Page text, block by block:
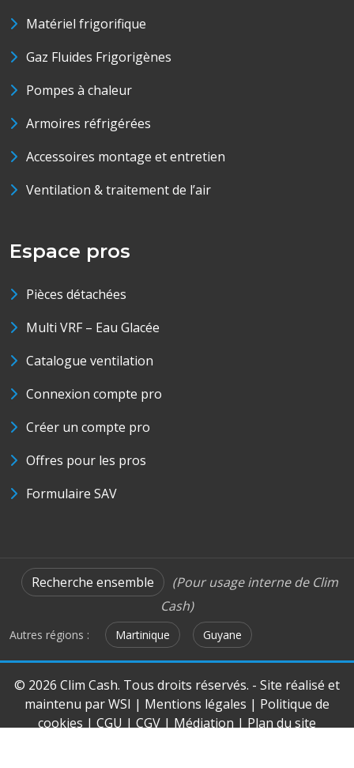
Matériel frigorifique
Gaz Fluides Frigorigènes
Pompes à chaleur
Armoires réfrigérées
Accessoires montage et entretien
Ventilation & traitement de l’air
Espace pros
Pièces détachées
Multi VRF – Eau Glacée
Catalogue ventilation
Connexion compte pro
Créer un compte pro
Offres pour les pros
Formulaire SAV
Recherche ensemble
(Pour usage interne de Clim
Cash)
Autres régions : Martinique Guyane
© 2026 Clim Cash. Tous droits réservés. - Site réalisé et
maintenu parWSI | Mentions légales | Politique de
cookies | CGU | CGV | Médiation | Plan du site